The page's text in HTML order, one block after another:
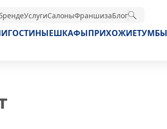
УслугиСалоныФраншизаБлог
ГОСТИНЫЕШКАФЫПРИХОЖИЕТУМБЫ